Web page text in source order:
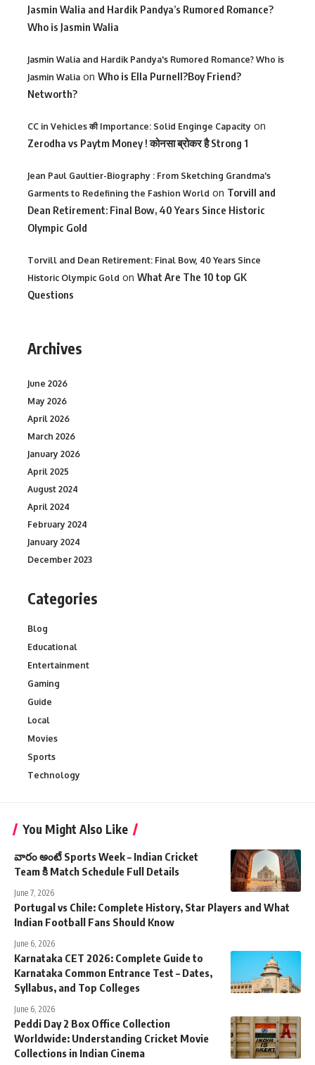
Jasmin Walia and Hardik Pandya’s Rumored Romance?
Who is Jasmin Walia
Jasmin Walia and Hardik Pandya's Rumored Romance? Who is
Jasmin Walia on Who is Ella Purnell?Boy Friend?
Networth?
CC in Vehicles की Importance: Solid Enginge Capacity on
Zerodha vs Paytm Money ! कोनसा ब्रोकर है Strong 1
Jean Paul Gaultier-Biography : From Sketching Grandma's
Garments to Redefining the Fashion World on Torvill and
Dean Retirement: Final Bow, 40 Years Since Historic
Olympic Gold
Torvill and Dean Retirement: Final Bow, 40 Years Since
Historic Olympic Gold on What Are The 10 top GK
Questions
Archives
June 2026
May 2026
April 2026
March 2026
January 2026
April 2025
August 2024
April 2024
February 2024
January 2024
December 2023
Categories
Blog
Educational
Entertainment
Gaming
Guide
Local
Movies
Sports
Technology
You Might Also Like
వారం అంటే Sports Week – Indian Cricket
Team కి Match Schedule Full Details
June 7, 2026
Portugal vs Chile: Complete History, Star Players and What
Indian Football Fans Should Know
June 6, 2026
Karnataka CET 2026: Complete Guide to
Karnataka Common Entrance Test – Dates,
Syllabus, and Top Colleges
June 6, 2026
Peddi Day 2 Box Office Collection
Worldwide: Understanding Cricket Movie
Collections in Indian Cinema